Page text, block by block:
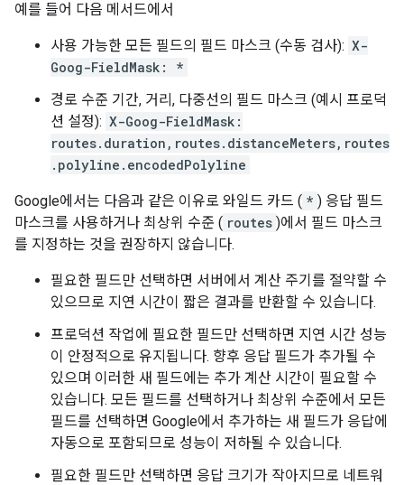
예를 들어 다음 메서드에서
사용 가능한 모든 필드의 필드 마스크 (수동 검사): X-
Goog-FieldMask: *
경로 수준 기간, 거리, 다중선의 필드 마스크 (예시 프로덕
션 설정): X-Goog-FieldMask:
routes.duration,routes.distanceMeters,routes
.polyline.encodedPolyline
Google에서는 다음과 같은 이유로 와일드 카드 ( * ) 응답 필드
마스크를 사용하거나 최상위 수준 ( routes )에서 필드 마스크
를 지정하는 것을 권장하지 않습니다.
필요한 필드만 선택하면 서버에서 계산 주기를 절약할 수
있으므로 지연 시간이 짧은 결과를 반환할 수 있습니다.
프로덕션 작업에 필요한 필드만 선택하면 지연 시간 성능
이 안정적으로 유지됩니다. 향후 응답 필드가 추가될 수
있으며 이러한 새 필드에는 추가 계산 시간이 필요할 수
있습니다. 모든 필드를 선택하거나 최상위 수준에서 모든
필드를 선택하면 Google에서 추가하는 새 필드가 응답에
자동으로 포함되므로 성능이 저하될 수 있습니다.
필요한 필드만 선택하면 응답 크기가 작아지므로 네트워